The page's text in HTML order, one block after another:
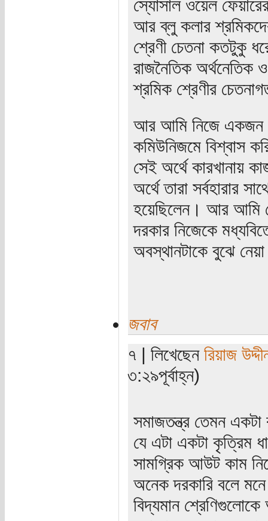
স্যোসাল ওয়েল
আর ব্লু কলার
শ্রেণী চেতনা কতটুকু
রাজনৈতিক অর্থনেতিক
শ্রমিক শ্রেণীর
আর আমি নিজে একজন
কমিউনিজমে বিশ্বাস
সেই অর্থে কারখানায়
অর্থে তারা সর্বহারার
হয়েছিলেন। আর আমি
দরকার নিজেকে
অবস্থানটাকে বুঝে
জবাব
৭ | লিখেছেনরিয়াজ
৩:২৯পূর্বাহ্ন)
সমাজতন্ত্র তেমন একটা
যে এটা একটা কৃত্রিম
সামগ্রিক আউট কাম
অনেক দরকারি বলে মনে
বিদ্যমান